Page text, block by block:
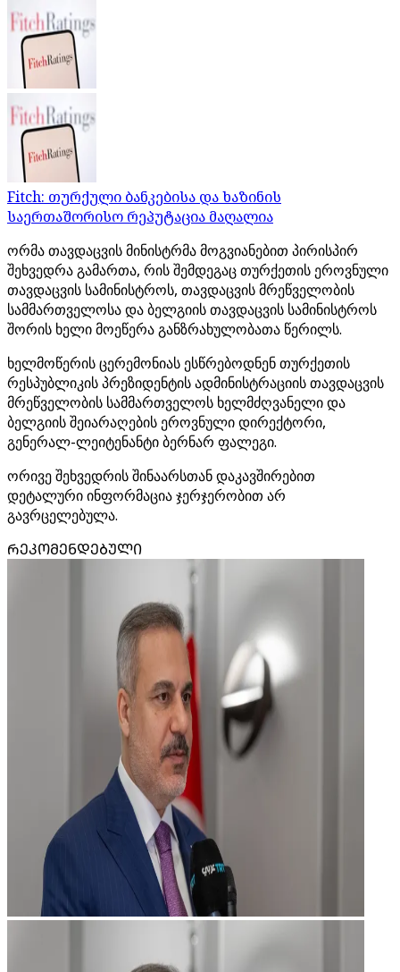
Fitch: თურქული ბანკებისა და ხაზინის
საერთაშორისო რეპუტაცია მაღალია
ორმა თავდაცვის მინისტრმა მოგვიანებით პირისპირ
შეხვედრა გამართა, რის შემდეგაც თურქეთის ეროვნული
თავდაცვის სამინისტროს, თავდაცვის მრეწველობის
სამმართველოსა და ბელგიის თავდაცვის სამინისტროს
შორის ხელი მოეწერა განზრახულობათა წერილს.
ხელმოწერის ცერემონიას ესწრებოდნენ თურქეთის
რესპუბლიკის პრეზიდენტის ადმინისტრაციის თავდაცვის
მრეწველობის სამმართველოს ხელმძღვანელი და
ბელგიის შეიარაღების ეროვნული დირექტორი,
გენერალ-ლეიტენანტი ბერნარ ფალეგი.
ორივე შეხვედრის შინაარსთან დაკავშირებით
დეტალური ინფორმაცია ჯერჯერობით არ
გავრცელებულა.
ᲠᲔᲙᲝᲛᲔᲜᲓᲔᲑᲣᲚᲘ